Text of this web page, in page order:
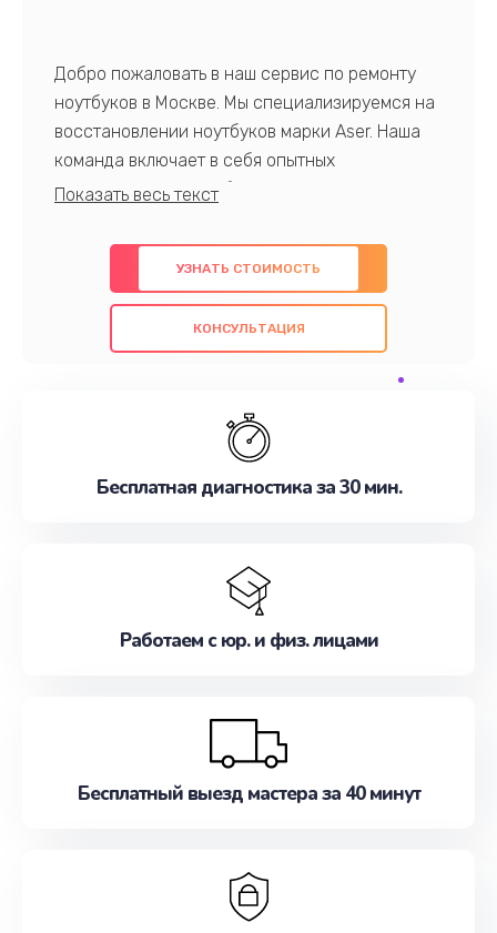
Добро пожаловать в наш сервис по ремонту
ноутбуков в Москве. Мы специализируемся на
восстановлении ноутбуков марки Aser. Наша
команда включает в себя опытных
профессионалов с обширными знаниями и
предлагаем быстрый и качественный ремонт с
использованием оригинальных компонентов, а
также гарантируем качество всех
проведенных работ. Наша цель - предоставить
наилучшим образом. Не медлите записаться на
УЗНАТЬ СТОИМОСТЬ
КОНСУЛЬТАЦИЯ
Бесплатная диагностика за 30 мин.
Работаем с юр. и физ. лицами
Бесплатный выезд мастера за 40 минут